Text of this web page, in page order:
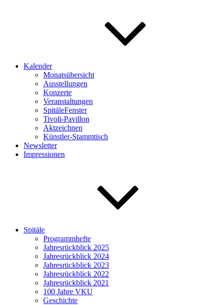
Kalender
Monatsübersicht
Ausstellungen
Konzerte
Veranstaltungen
SpitäleFenster
Tivoli-Pavillon
Aktzeichnen
Künstler-Stammtisch
Newsletter
Impressionen
Spitäle
Programmhefte
Jahresrückblick 2025
Jahresrückblick 2024
Jahresrückblick 2023
Jahresrückblick 2022
Jahresrückblick 2021
100 Jahre VKU
Geschichte